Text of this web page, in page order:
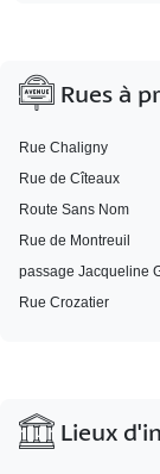
Rues à
Rue Chaligny
Rue de Cîteaux
Route Sans Nom
Rue de Montreuil
passage Jacqueline
Rue Crozatier
Lieux